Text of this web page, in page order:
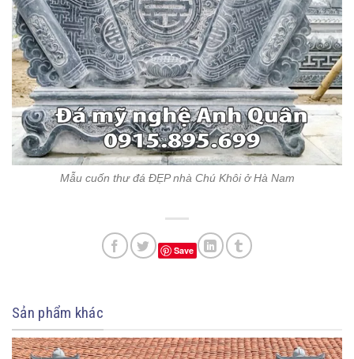
Mẫu cuốn thư đá ĐẸP nhà Chú Khôi ở Hà Nam
Save
Sản phẩm khác